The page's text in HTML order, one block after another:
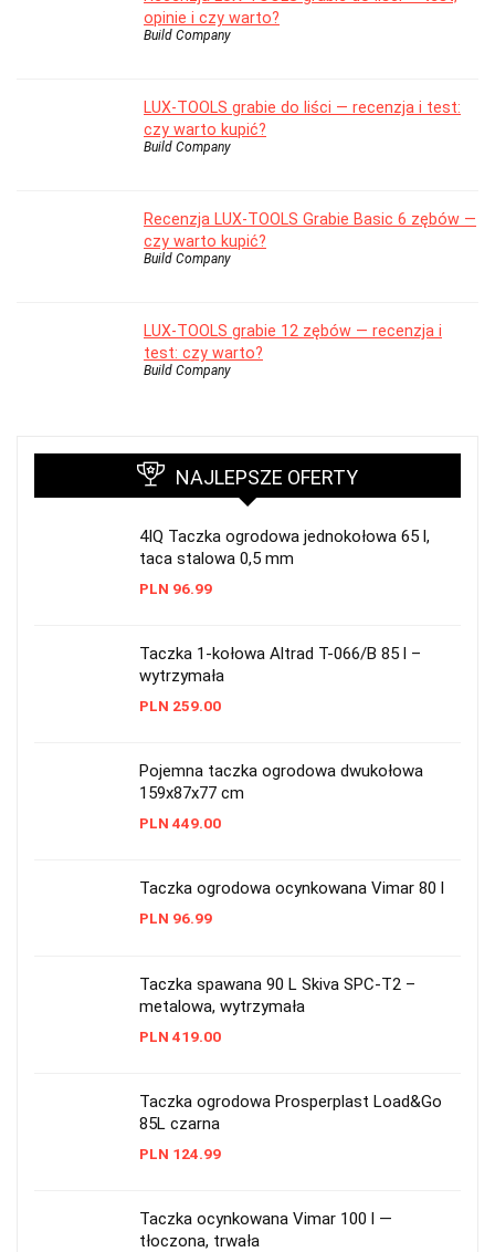
opinie i czy warto?
Build Company
LUX-TOOLS grabie do liści — recenzja i test:
czy warto kupić?
Build Company
Recenzja LUX-TOOLS Grabie Basic 6 zębów —
czy warto kupić?
Build Company
LUX-TOOLS grabie 12 zębów — recenzja i
test: czy warto?
Build Company
NAJLEPSZE OFERTY
4IQ Taczka ogrodowa jednokołowa 65 l,
taca stalowa 0,5 mm
PLN 96.99
Taczka 1-kołowa Altrad T-066/B 85 l –
wytrzymała
PLN 259.00
Pojemna taczka ogrodowa dwukołowa
159x87x77 cm
PLN 449.00
Taczka ogrodowa ocynkowana Vimar 80 l
PLN 96.99
Taczka spawana 90 L Skiva SPC-T2 –
metalowa, wytrzymała
PLN 419.00
Taczka ogrodowa Prosperplast Load&Go
85L czarna
PLN 124.99
Taczka ocynkowana Vimar 100 l —
tłoczona, trwała